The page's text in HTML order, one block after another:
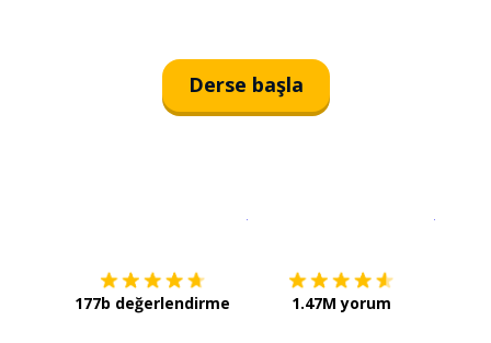
Derse başla
177b değerlendirme 1.47M yorum